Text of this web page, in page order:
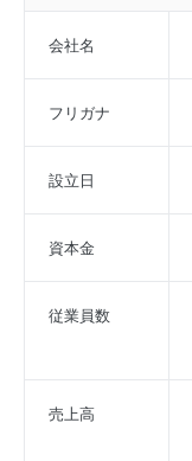
会社名
フリガナ
設立日
資本金
従業員数
売上高